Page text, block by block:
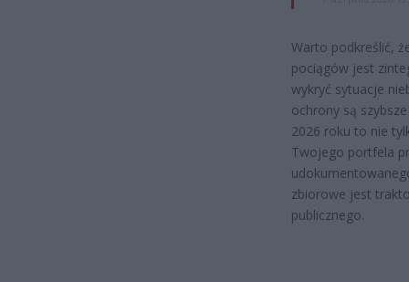
Warto podkreślić,
pociągów jest
wykryć sytuacje
ochrony są
2026 roku to nie
Twojego portfela
zbiorowe jest
publicznego.